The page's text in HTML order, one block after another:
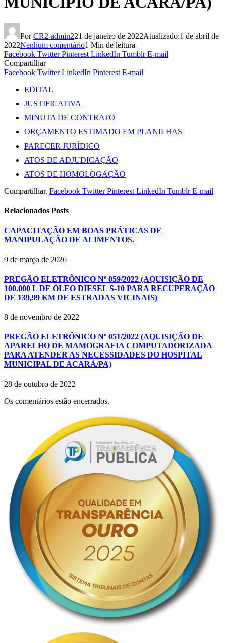
Por CR2-admin221 de janeiro de 2022Atualizado:1 de abril de
2022Nenhum comentário1 Min de leitura
Facebook Twitter Pinterest LinkedIn Tumblr E-mail
Compartilhar
Facebook Twitter LinkedIn Pinterest E-mail
EDITAL
JUSTIFICATIVA
MINUTA DE CONTRATO
ORÇAMENTO ESTIMADO EM PLANILHAS
PARECER JURÍDICO
ATOS DE ADJUDICAÇÃO
ATOS DE HOMOLOGAÇÃO
Compartilhar. Facebook Twitter Pinterest LinkedIn Tumblr E-mail
Relacionados Posts
CAPACITAÇÃO EM BOAS PRÁTICAS DE
MANIPULAÇÃO DE ALIMENTOS.
9 de março de 2026
PREGÃO ELETRÔNICO Nº 059/2022 (AQUISIÇÃO DE
100.000 L DE ÓLEO DIESEL S-10 PARA RECUPERAÇÃO
DE 139,99 KM DE ESTRADAS VICINAIS)
8 de novembro de 2022
PREGÃO ELETRÔNICO Nº 051/2022 (AQUISIÇÃO DE
APARELHO DE MAMOGRAFIA COMPUTADORIZADA
PARA ATENDER AS NECESSIDADES DO HOSPITAL
MUNICIPAL DE ACARÁ/PA)
28 de outubro de 2022
Os comentários estão encerrados.